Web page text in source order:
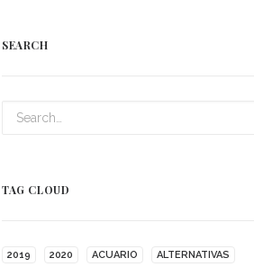
SEARCH
TAG CLOUD
2019 2020 ACUARIO ALTERNATIVAS